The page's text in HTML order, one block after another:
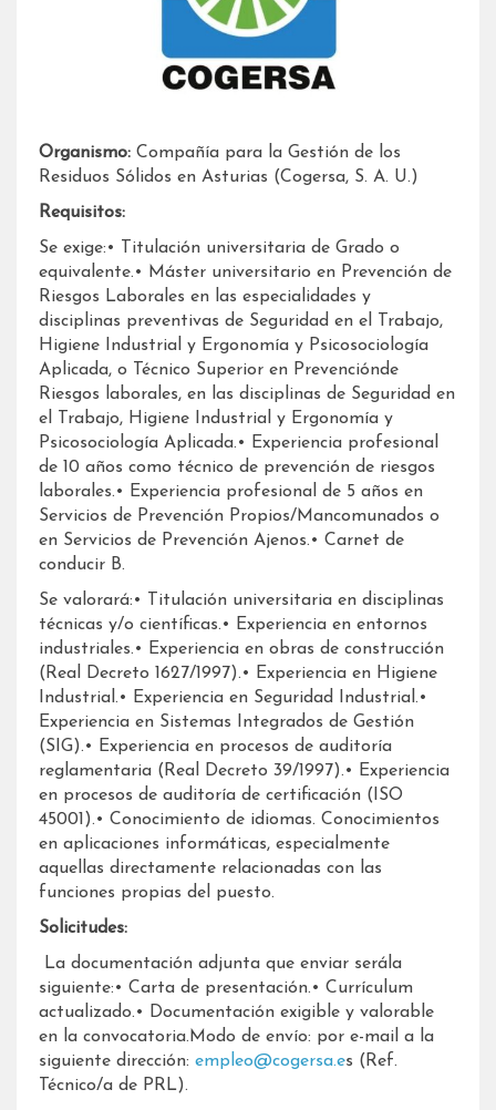
Organismo: Compañía para la Gestión de los
Residuos Sólidos en Asturias (Cogersa, S. A. U.)
Requisitos:
Se exige:• Titulación universitaria de Grado o
equivalente.• Máster universitario en Prevención de
Riesgos Laborales en las especialidades y
disciplinas preventivas de Seguridad en el Trabajo,
Higiene Industrial y Ergonomía y Psicosociología
Aplicada, o Técnico Superior en Prevenciónde
Riesgos laborales, en las disciplinas de Seguridad en
el Trabajo, Higiene Industrial y Ergonomía y
Psicosociología Aplicada.• Experiencia profesional
de 10 años como técnico de prevención de riesgos
laborales.• Experiencia profesional de 5 años en
Servicios de Prevención Propios/Mancomunados o
en Servicios de Prevención Ajenos.• Carnet de
conducir B.
Se valorará:• Titulación universitaria en disciplinas
técnicas y/o científicas.• Experiencia en entornos
industriales.• Experiencia en obras de construcción
(Real Decreto 1627/1997).• Experiencia en Higiene
Industrial.• Experiencia en Seguridad Industrial.•
Experiencia en Sistemas Integrados de Gestión
(SIG).• Experiencia en procesos de auditoría
reglamentaria (Real Decreto 39/1997).• Experiencia
en procesos de auditoría de certificación (ISO
45001).• Conocimiento de idiomas. Conocimientos
en aplicaciones informáticas, especialmente
aquellas directamente relacionadas con las
funciones propias del puesto.
Solicitudes:
La documentación adjunta que enviar serála
siguiente:• Carta de presentación.• Currículum
actualizado.• Documentación exigible y valorable
en la convocatoria.Modo de envío: por e-mail a la
siguiente dirección: empleo@cogersa.es (Ref.
Técnico/a de PRL).